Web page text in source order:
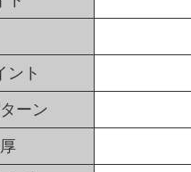
ント
ーン